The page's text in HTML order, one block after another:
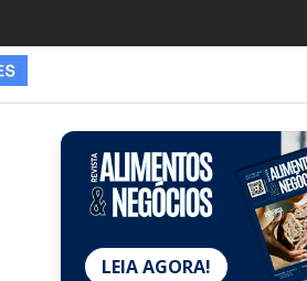
LEIA AGORA!